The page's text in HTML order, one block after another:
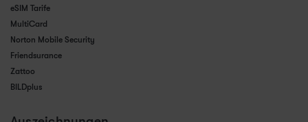
eSIM Tarife
MultiCard
Norton Mobile Security
Friendsurance
Zattoo
BILDplus